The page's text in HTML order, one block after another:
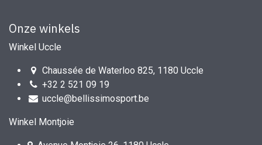
Onze winkels
Winkel Uccle
Chaussée de Waterloo 825, 1180 Uccle
+32 2 521 09 19
uccle@bellissimosport.be
Winkel Montjoie